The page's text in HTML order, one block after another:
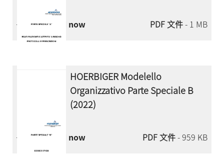
Download now PDF 文件- 1 MB
HOERBIGER Modelello
Organizzativo Parte Speciale B
(2022)
Download now PDF 文件- 959 KB